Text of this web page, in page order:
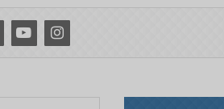
YoutubeInstagram